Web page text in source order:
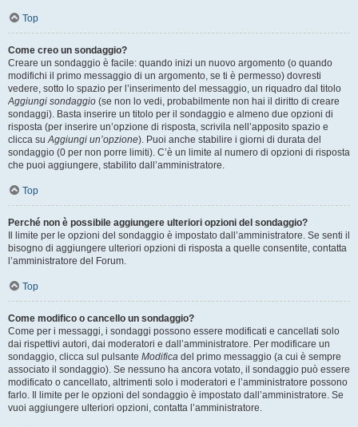
Top
Come creo un sondaggio?
Creare un sondaggio è facile: quando inizi un nuovo argomento (o quando
modifichi il primo messaggio di un argomento, se ti è permesso) dovresti
vedere, sotto lo spazio per l’inserimento del messaggio, un riquadro dal titolo
Aggiungi sondaggio (se non lo vedi, probabilmente non hai il diritto di creare
sondaggi). Basta inserire un titolo per il sondaggio e almeno due opzioni di
risposta (per inserire un’opzione di risposta, scrivila nell’apposito spazio e
clicca suAggiungi un’opzione). Puoi anche stabilire i giorni di durata del
sondaggio (0 per non porre limiti). C’è un limite al numero di opzioni di risposta
che puoi aggiungere, stabilito dall’amministratore.
Top
Perché non è possibile aggiungere ulteriori opzioni del sondaggio?
Il limite per le opzioni del sondaggio è impostato dall’amministratore. Se senti il
bisogno di aggiungere ulteriori opzioni di risposta a quelle consentite, contatta
l’amministratore del Forum.
Top
Come modifico o cancello un sondaggio?
Come per i messaggi, i sondaggi possono essere modificati e cancellati solo
dai rispettivi autori, dai moderatori e dall’amministratore. Per modificare un
sondaggio, clicca sul pulsante Modifica del primo messaggio (a cui è sempre
associato il sondaggio). Se nessuno ha ancora votato, il sondaggio può essere
modificato o cancellato, altrimenti solo i moderatori e l’amministratore possono
farlo. Il limite per le opzioni del sondaggio è impostato dall’amministratore. Se
vuoi aggiungere ulteriori opzioni, contatta l’amministratore.